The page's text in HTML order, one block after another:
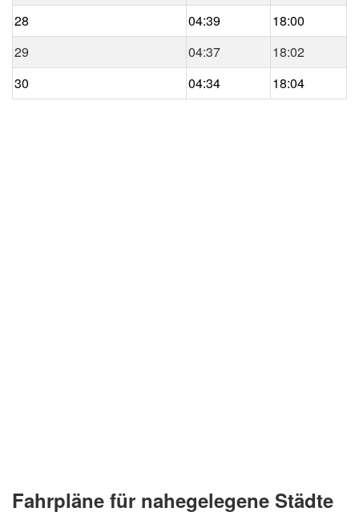
28
04:39
18:00
29
04:37
18:02
30
04:34 18:04
Fahrpläne für nahegelegene Städte